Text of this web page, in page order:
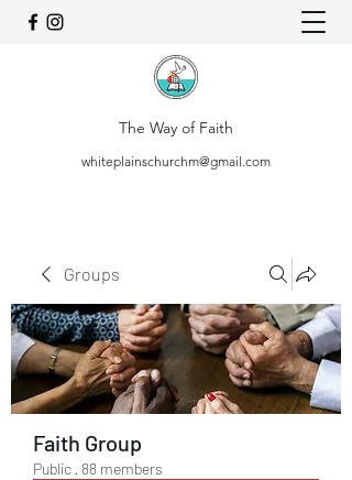
The Way of Faith
whiteplainschurchm@gmail.com
Groups
Faith Group
Public · 88 members